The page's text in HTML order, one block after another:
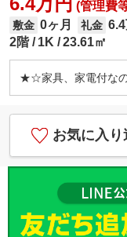
(管理費
敷金 0ヶ月 礼金 6.4
2階
1K 23.61㎡
★☆家具、家電付な
お気に入り